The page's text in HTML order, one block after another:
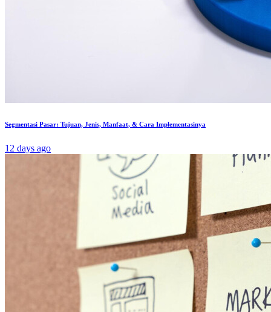
Segmentasi Pasar: Tujuan, Jenis, Manfaat, & Cara Implementasinya
12 days ago